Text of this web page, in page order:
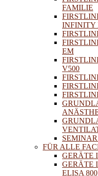
FAMILIE
INFINITY
EM
V500
FÜR ALLE
GERÄTE
GERÄTE
ELISA 800